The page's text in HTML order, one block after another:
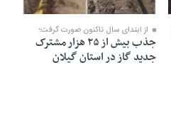
۱۱ بهمن ۱۴۰۴
از ابتدای سال تاکنون صورت گرفت؛
جذب بیش از ۲۵ هزار مشترک
جدید گاز در استان گیلان